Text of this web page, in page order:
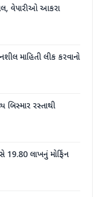
વેપારીઓ આકરા
માહિતી લીક કરવાનો
બિસ્માર રસ્તાથી
લાખનું મોર્ફિન